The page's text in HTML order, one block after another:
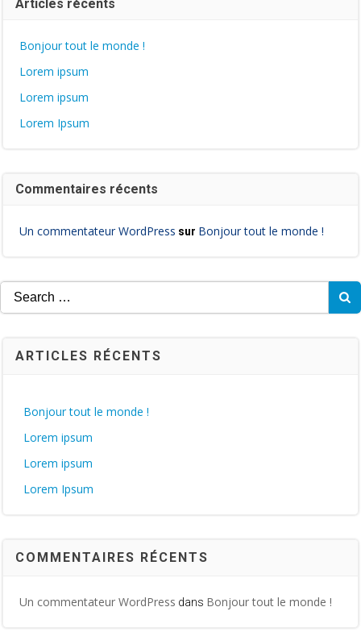
Articles récents
Bonjour tout le monde !
Lorem ipsum
Lorem ipsum
Lorem Ipsum
Commentaires récents
Un commentateur WordPress sur Bonjour tout le monde !
Search
for:
ARTICLES RÉCENTS
Bonjour tout le monde !
Lorem ipsum
Lorem ipsum
Lorem Ipsum
COMMENTAIRES RÉCENTS
Un commentateur WordPress dans Bonjour tout le monde !